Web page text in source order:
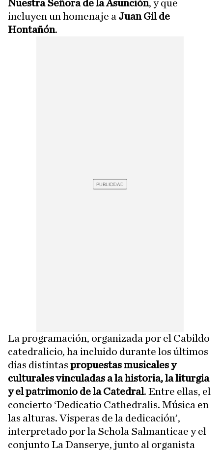
Nuestra Señora de la Asunción, y que
incluyen un homenaje a Juan Gil de
Hontañón.
La programación, organizada por el Cabildo
catedralicio, ha incluido durante los últimos
días distintas propuestas musicales y
culturales vinculadas a la historia, la liturgia
y el patrimonio de la Catedral. Entre ellas, el
concierto ‘Dedicatio Cathedralis. Música en
las alturas. Vísperas de la dedicación’,
interpretado por la Schola Salmanticae y el
conjunto La Danserye, junto al organista